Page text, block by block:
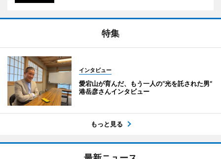
特集
インタビュー
愛宕山が育んだ、もう一人の“光を託された男”
港岳彦さんインタビュー
もっと見る